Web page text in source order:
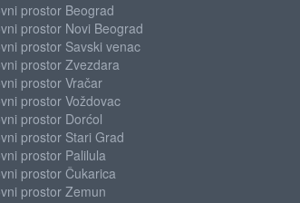
prostor Beograd
prostor Novi Beograd
prostor Savski venac
prostor Zvezdara
prostor Vračar
prostor Voždovac
prostor Dorćol
prostor Stari Grad
prostor Palilula
prostor Čukarica
prostor Zemun